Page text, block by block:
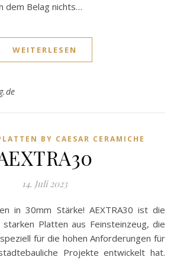
dem Belag nichts…
WEITERLESEN
BY CAESAR CERAMICHE
14. Juli 2023
starken Platten aus Feinsteinzeug, die
für die hohen Anforderungen für
Projekte entwickelt hat.